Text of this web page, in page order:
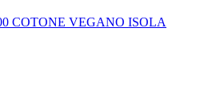
COTONE VEGANO ISOLA